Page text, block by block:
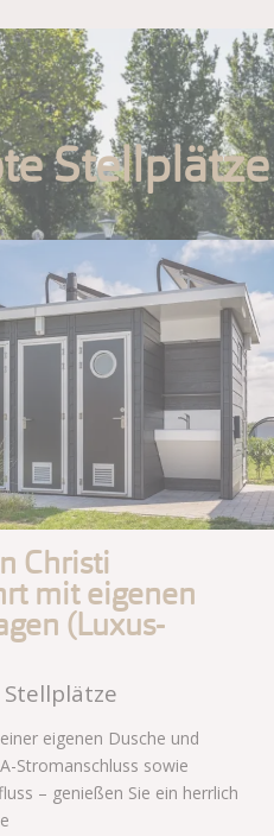
Stellplätze
Christi
mit eigenen
(Luxus-
eigenen Dusche und
Stromanschluss sowie
– genießen Sie ein herrlich